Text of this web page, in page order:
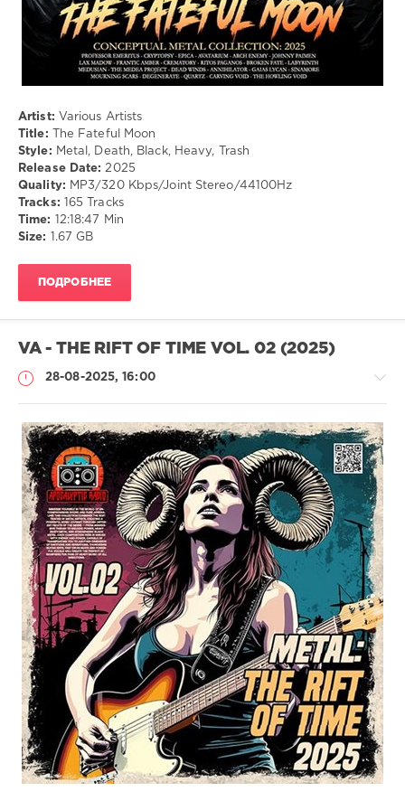
Artist: Various Artists
Title: The Fateful Moon
Style: Metal, Death, Black, Heavy, Trash
Release Date: 2025
Quality: MP3/320 Kbps/Joint Stereo/44100Hz
Tracks: 165 Tracks
Time:
12:18:47 Min
Size:
1.67 GB
ПОДРОБНЕЕ
VA - THE RIFT OF TIME VOL. 02 (2025)
28-08-2025, 16:00
Музыка
drakon-
55
112
0
Metal,
Death,
Black,
Heavy,
Trash